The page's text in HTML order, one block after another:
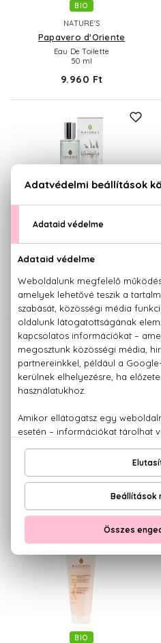
BIO
NATURE'S
Papavero d'Oriente
Eau De Toilette
50 ml
9.960 Ft
Vaniglia Bianca
Eau De Toilette
7.580 Ft
BIO
NATURE'S
Baba naptej spray
200 ml - SPF50+
BIO